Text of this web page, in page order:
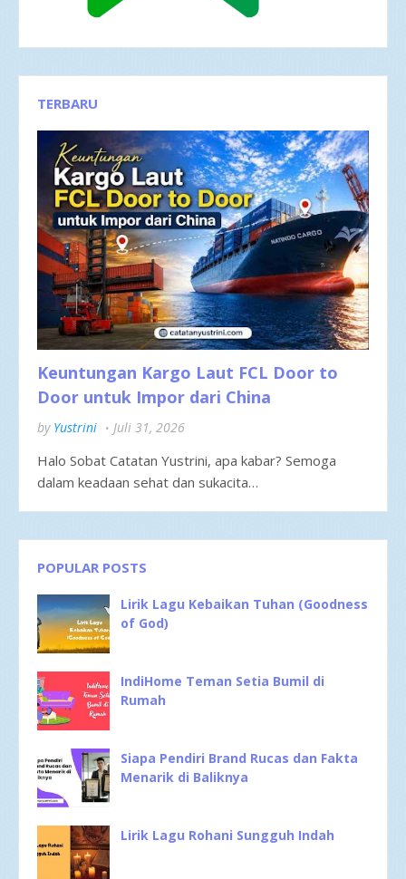
TERBARU
Keuntungan Kargo Laut FCL Door to
Door untuk Impor dari China
by Yustrini Juli 31, 2026
Halo Sobat Catatan Yustrini, apa kabar? Semoga
dalam keadaan sehat dan sukacita…
POPULAR POSTS
Lirik Lagu Kebaikan Tuhan (Goodness
of God)
IndiHome Teman Setia Bumil di
Rumah
Siapa Pendiri Brand Rucas dan Fakta
Menarik di Baliknya
Lirik Lagu Rohani Sungguh Indah